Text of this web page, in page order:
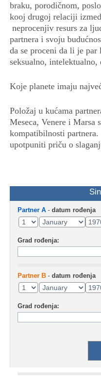
braku, porodičnom,
kooj drugoj relaciji
neprocenjiv resurs za
partnera i svoju
da se proceni da li je
seksualno, intelektualno,
Koje planete imaju
Položaj u kućama
Meseca, Venere i Marsa
kompatibilnosti
upotpuniti priču o
Partner A - datum rođenja
Grad rođenja:
Partner B - datum rođenja
Grad rođenja: